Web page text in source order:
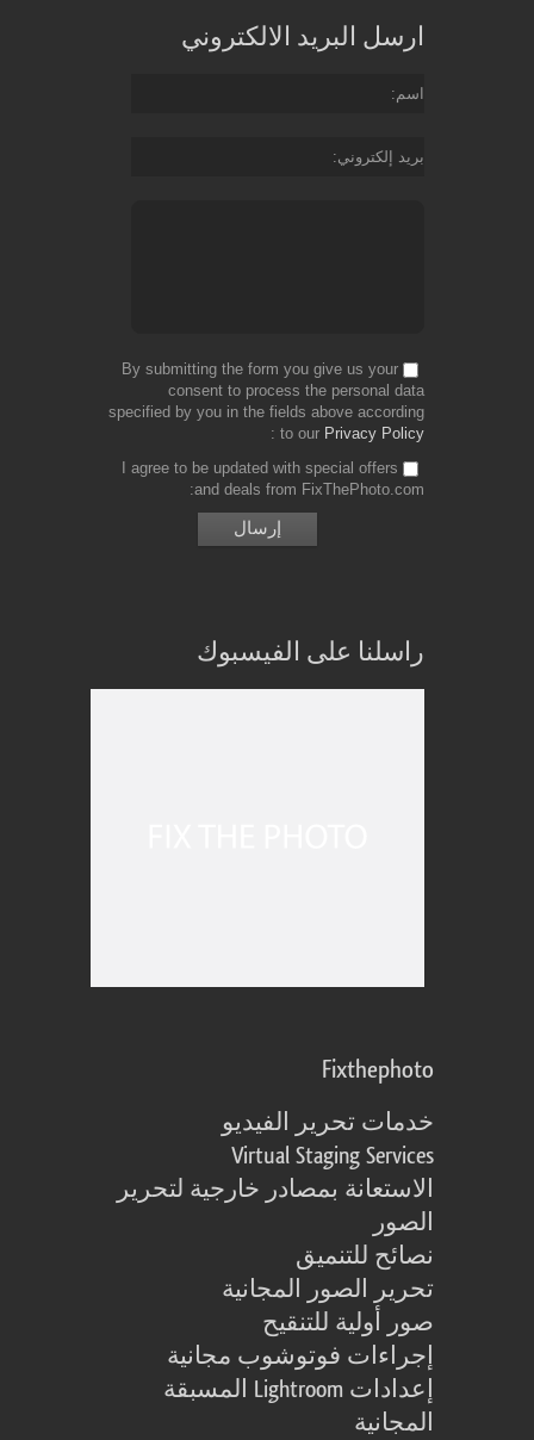
ارسل البريد الالكتروني
اسم
بريد إلكتروني
By submitting the form you give us your
consent to process the personal data
specified by you in the fields above according
to our Privacy Policy
I agree to be updated with special offers
and deals from FixThePhoto.com
راسلنا على الفيسبوك
Fixthephoto
خدمات تحرير الفيديو
Virtual Staging Services
الاستعانة بمصادر خارجية لتحرير
الصور
نصائح للتنميق
تحرير الصور المجانية
صور أولية للتنقيح
إجراءات فوتوشوب مجانية
إعدادات Lightroom المسبقة
المجانية